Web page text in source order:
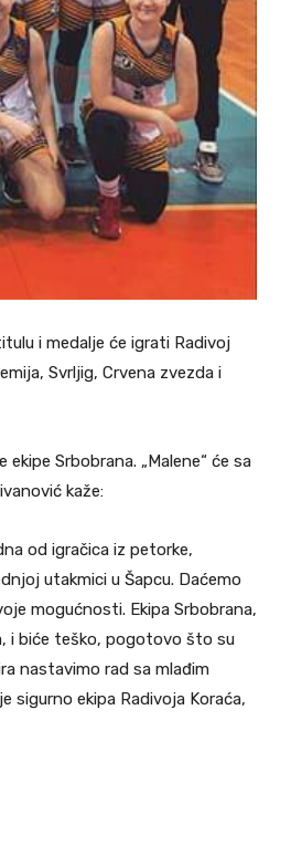
i medalje će igrati Radivoj
Svrljig, Crvena zvezda i
Srbobrana. „Malene“ će sa
kaže:
od igračica iz petorke,
utakmici u Šapcu. Daćemo
mogućnosti. Ekipa Srbobrana,
i biće teško, pogotovo što su
nastavimo rad sa mlađim
ekipa Radivoja Koraća,